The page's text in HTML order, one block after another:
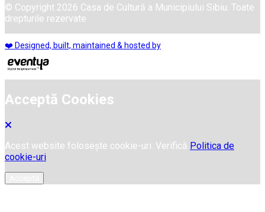
© Copyright 2026 Casa de Cultură a Municipiului Sibiu. Toate
drepturile rezervate
❤️ Designed, built, maintained & hosted by
Acceptă Cookies
Acest website folosește cookie-uri. Verifică Politica de
cookie-uri